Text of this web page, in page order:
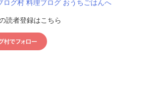
読者登録はこちら